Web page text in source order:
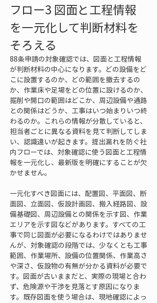
フロー3 図面と工程情報
を一元化して判断材料を
そろえる
88条申請の対象確認では、図面と工程情報
が判断材料の中心になります。どの設備をど
こに設置するのか、どの範囲を撤去するの
か、作業床や足場をどの位置に設けるのか、
掘削や開口の範囲はどこか、周辺設備や通路
との関係はどうか、工事はいつ始まりいつ終
わるのか。これらの情報が分散していると、
担当者ごとに異なる資料を見て判断してしま
い、認識違いが起きます。提出漏れを防ぐ社
内フローでは、対象確認に使う図面と工程情
報を一元化し、最新版を明確にすることが欠
かせません。
一元化すべき図面には、配置図、平面図、断
面図、立面図、仮設計画図、搬入経路図、設
備基礎図、周辺設備との関係を示す図、作業
エリアを示す図などがあります。すべての工
事で同じ図面が必要になるわけではありませ
んが、対象確認の段階では、少なくとも工事
範囲、作業場所、設備の位置関係、作業高さ
や深さ、仮設物の有無が分かる資料が必要で
す。図面が古いままだと、実際の現場と合わ
ず、危険源や干渉を見落とす原因になりま
す。既存図面を使う場合は、現地確認によっ